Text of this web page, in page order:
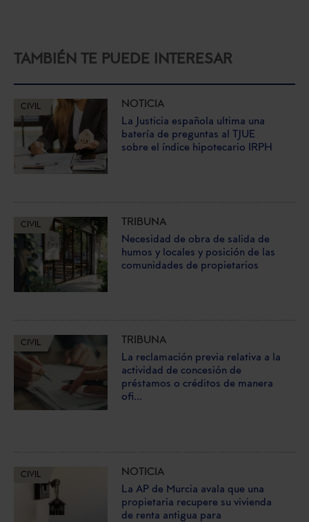
TAMBIÉN TE PUEDE INTERESAR
CIVIL
NOTICIA
La Justicia española ultima una
batería de preguntas al TJUE
sobre el índice hipotecario IRPH
CIVIL
TRIBUNA
Necesidad de obra de salida de
humos y locales y posición de las
comunidades de propietarios
CIVIL
TRIBUNA
La reclamación previa relativa a la
actividad de concesión de
préstamos o créditos de manera
ofi...
CIVIL
NOTICIA
La AP de Murcia avala que una
propietaria recupere su vivienda
de renta antigua para